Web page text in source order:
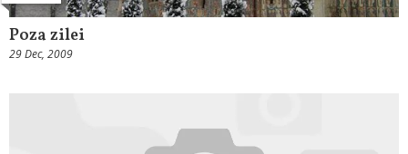
Poza zilei
29 Dec, 2009